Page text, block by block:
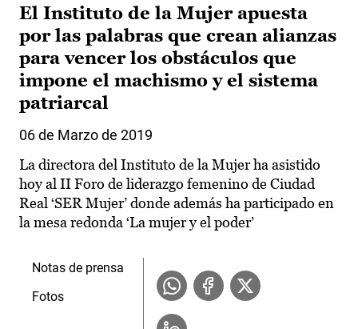
El Instituto de la Mujer apuesta
por las palabras que crean alianzas
para vencer los obstáculos que
impone el machismo y el sistema
patriarcal
06 de Marzo de 2019
La directora del Instituto de la Mujer ha asistido
hoy al II Foro de liderazgo femenino de Ciudad
Real ‘SER Mujer’ donde además ha participado en
la mesa redonda ‘La mujer y el poder’
Notas de prensa
Fotos